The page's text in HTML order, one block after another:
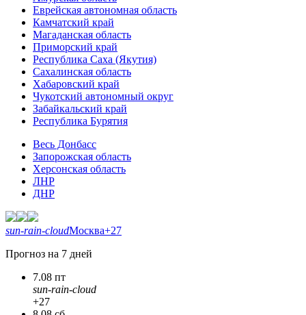
Еврейская автономная область
Камчатский край
Магаданская область
Приморский край
Республика Саха (Якутия)
Сахалинская область
Хабаровский край
Чукотский автономный округ
Забайкальский край
Республика Бурятия
Весь Донбасс
Запорожская область
Херсонская область
ЛНР
ДНР
sun-rain-cloudМосква+27
Прогноз на 7 дней
7.08 пт
sun-rain-cloud
+27